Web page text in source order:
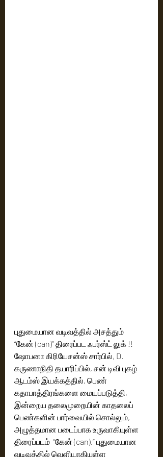
புதுமையான வடிவத்தில் அசத்தும்
“கேன் (can)” திரைப்பட ஃபர்ஸ்ட் லுக் !!
ஷோபனா கிரியேசன்ஸ் சார்பில், D.
கருணாநிதி தயாரிப்பில், சன் டிவி புகழ்
ஆடம்ஸ் இயக்கத்தில், பெண்
கதாபாத்திரங்களை மையப்படுத்தி,
இன்றைய தலைமுறையின் காதலைப்
பெண்களின் பார்வையில் சொல்லும்,
அழுத்தமான படைப்பாக உருவாகியுள்ள
திரைப்படம்  “கேன் (can).” புதுமையான
வடிவத்தில் வெளியாகியுள்ள